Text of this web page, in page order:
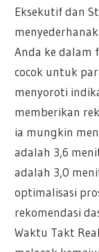
Eksekutif dan
Anda ke dalam
cocok untuk
menyoroti
memberikan
ia mungkin
adalah 3,6
adalah 3,0
optimalisasi
rekomendasi
Waktu Takt